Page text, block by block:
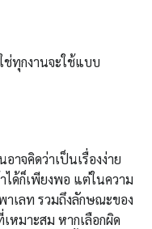
ช่ทุกงานจะใช้แบบ
าจคิดว่าเป็นเรื่องง่าย
ได้ก็เพียงพอ แต่ในความ
เลท รวมถึงลักษณะของ
หมาะสม หากเลือกผิด